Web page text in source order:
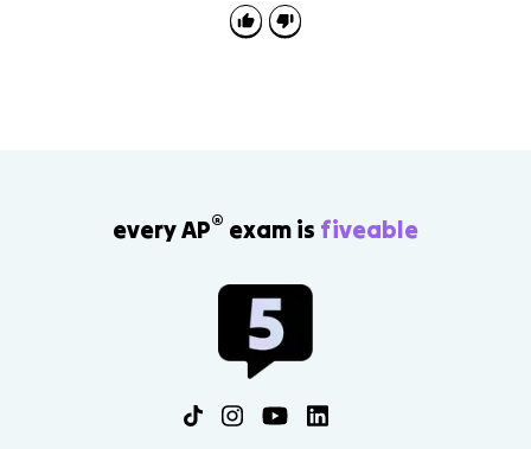
every AP® exam is fiveable